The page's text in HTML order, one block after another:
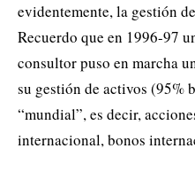
evidentemente, la gestión
Recuerdo que en 1996-97
consultor puso en marcha
su gestión de activos (95%
“mundial”, es decir,
internacional, bonos